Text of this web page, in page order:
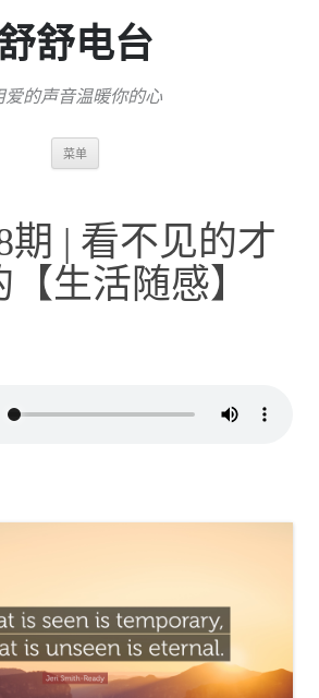
舒电台
爱的声音温暖你的心
菜单
期 | 看不见的才
生活随感】